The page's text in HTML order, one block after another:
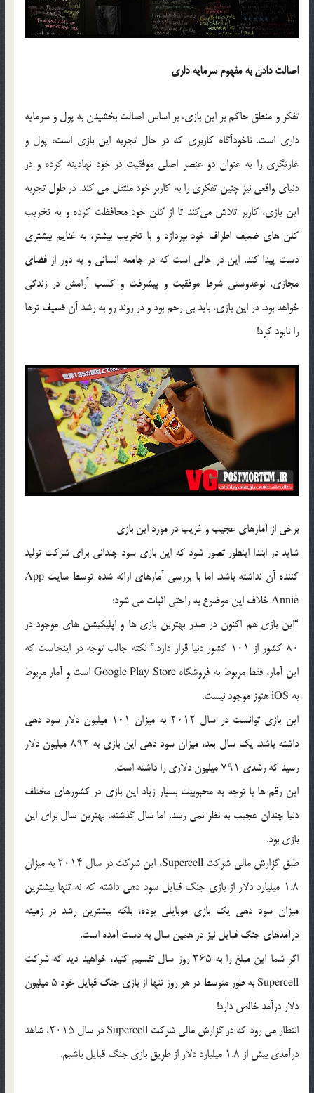
اصالت دادن به مفهوم سرمایه داری
تفکر و منطق حاکم بر این بازی، بر اساس اصالت بخشیدن به پول و سرمایه
داری است. ناخودآگاه کاربری که در حال تجربه این بازی است، پول و
غارتگری را به عنوان دو عنصر اصلی موفقیت در خود نهادینه کرده و در
دنیای واقعی نیز چنین تفکری را به کاربر خود منتقل می کند. در طول تجربه
این بازی، کاربر تلاش می‌کند تا از کلن خود محافظت کرده و به تخریب
کلن های ضعیف اطراف خود بپردازد و با تخریب بیشتر، به غنایم بیشتری
دست پیدا کند. این در حالی است که در جامعه انسانی و به دور از فضای
مجازی، نوعدوستی شرط موفقیت و پیشرفت و کسب آرامش در زندگی
خواهد بود. در این بازی، باید بی رحم بود و در روند رو به رشد آن ضعیف ترها
را نابود کرد!
برخی از آمارهای عجیب و غریب در مورد این بازی
شاید در ابتدا اینطور تصور شود که این بازی سود چندانی برای شرکت تولید
کننده آن نداشته باشد. اما با بررسی آمارهای ارائه شده توسط سایت App
Annie خلاف این موضوع به راحتی اثبات می شود:
“این بازی هم اکنون در صدر بهترین بازی ها و اپلیکیشن های موجود در
۸۰ کشور از ۱۰۱ کشور دنیا قرار دارد.” نکته جالب توجه در اینجاست که
این آمار، فقط مربوط به فروشگاه Google Play Store است و آمار مربوط
به iOS هنوز موجود نیست.
این بازی توانست در سال ۲۰۱۲ به میزان ۱۰۱ میلیون دلار سود دهی
داشته باشد. یک سال بعد، میزان سود دهی این بازی به ۸۹۲ میلیون دلار
رسید که رشدی ۷۹۱ میلیون دلاری را داشته است.
این رقم ها با توجه به محبوبیت بسیار زیاد این بازی در کشورهای مختلف
دنیا چندان عجیب به نظر نمی رسد. اما سال گذشته، بهترین سال برای این
بازی بود.
طبق گزارش مالی شرکت Supercell، این شرکت در سال ۲۰۱۴ به میزان
۱.۸ میلیارد دلار از بازی جنگ قبایل سود دهی داشته که نه تنها بیشترین
میزان سود دهی یک بازی موبایلی بوده، بلکه بیشترین رشد در زمینه
درآمدهای جنگ قبایل نیز در همین سال به دست آمده است.
اگر شما این مبلغ را به ۳۶۵ روز سال تقسیم کنید، خواهید دید که شرکت
Supercell به طور متوسط در هر روز تنها از بازی جنگ قبایل خود ۵ میلیون
دلار درآمد خالص دارد!
انتظار می رود که در گزارش مالی شرکت Supercell در سال ۲۰۱۵، شاهد
درآمدی بیش از ۱.۸ میلیارد دلار از طریق بازی جنگ قبایل باشیم.